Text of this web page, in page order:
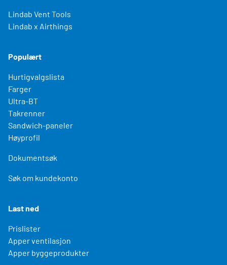
Lindab Vent Tools
Lindab x Airthings
Populært
Hurtigvalgslista
Farger
Ultra-BT
Takrenner
Sandwich-paneler
Høyprofil
Dokumentsøk
Søk om kundekonto
Last ned
Prislister
Apper ventilasjon
Apper byggeprodukter